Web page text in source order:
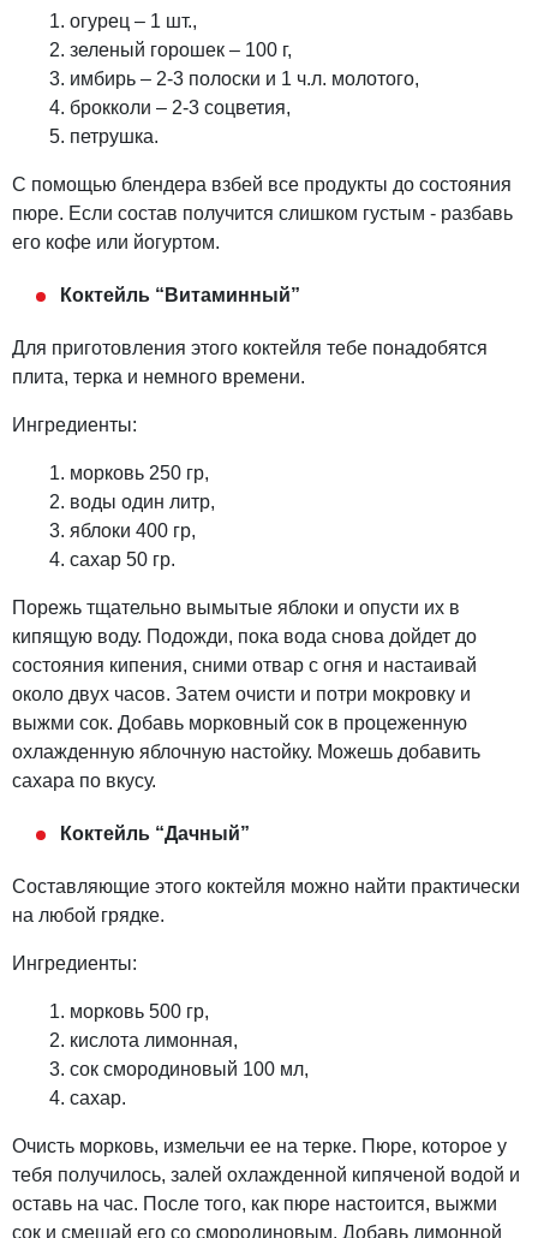
огурец – 1 шт.,
зеленый горошек – 100 г,
имбирь – 2-3 полоски и 1 ч.л. молотого,
брокколи – 2-3 соцветия,
петрушка.
С помощью блендера взбей все продукты до состояния
пюре. Если состав получится слишком густым - разбавь
его кофе или йогуртом.
Коктейль “Витаминный”
Для приготовления этого коктейля тебе понадобятся
плита, терка и немного времени.
Ингредиенты:
морковь 250 гр,
воды один литр,
яблоки 400 гр,
сахар 50 гр.
Порежь тщательно вымытые яблоки и опусти их в
кипящую воду. Подожди, пока вода снова дойдет до
состояния кипения, сними отвар с огня и настаивай
около двух часов. Затем очисти и потри мокровку и
выжми сок. Добавь морковный сок в процеженную
охлажденную яблочную настойку. Можешь добавить
сахара по вкусу.
Коктейль “Дачный”
Составляющие этого коктейля можно найти практически
на любой грядке.
Ингредиенты:
морковь 500 гр,
кислота лимонная,
сок смородиновый 100 мл,
сахар.
Очисть морковь, измельчи ее на терке. Пюре, которое у
тебя получилось, залей охлажденной кипяченой водой и
оставь на час. После того, как пюре настоится, выжми
сок и смешай его со смородиновым. Добавь лимонной